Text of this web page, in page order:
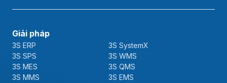
Giải pháp
3S ERP
3S SystemX
3S SPS
3S WMS
3S MES
3S QMS
3S MMS
3S EMS